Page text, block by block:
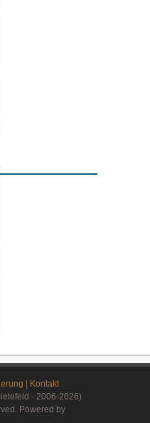
Kontakt
- 2006-2026)
Powered by